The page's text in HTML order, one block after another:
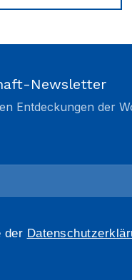
Newsletter
Entdeckungen der